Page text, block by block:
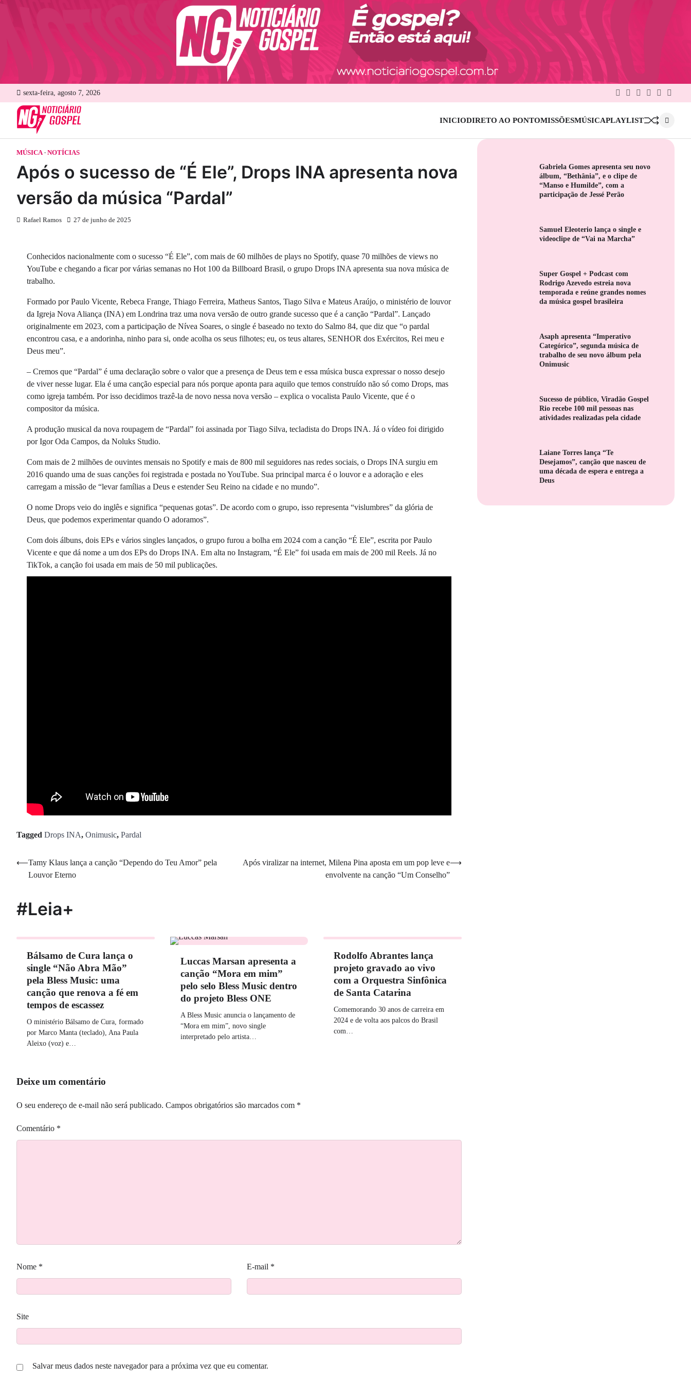
sexta-feira, agosto 7, 2026 Facebook
Twitter
Google
Linkedin
Pinterest
INICIODIRETO AO PONTOMISSÕESMÚSICAPLAYLIST
MÚSICA NOTÍCIAS
Após o sucesso de “É Ele”, Drops INA apresenta nova
versão da música “Pardal”
Rafael Ramos 27 de junho de 2025
Conhecidos nacionalmente com o sucesso “É Ele”, com mais de 60 milhões de plays no Spotify, quase 70 milhões de views no
YouTube e chegando a ficar por várias semanas no Hot 100 da Billboard Brasil, o grupo Drops INA apresenta sua nova música de
trabalho.
Formado por Paulo Vicente, Rebeca Frange, Thiago Ferreira, Matheus Santos, Tiago Silva e Mateus Araújo, o ministério de louvor
da Igreja Nova Aliança (INA) em Londrina traz uma nova versão de outro grande sucesso que é a canção “Pardal”. Lançado
originalmente em 2023, com a participação de Nívea Soares, o single é baseado no texto do Salmo 84, que diz que “o pardal
encontrou casa, e a andorinha, ninho para si, onde acolha os seus filhotes; eu, os teus altares, SENHOR dos Exércitos, Rei meu e
Deus meu”.
– Cremos que “Pardal” é uma declaração sobre o valor que a presença de Deus tem e essa música busca expressar o nosso desejo
de viver nesse lugar. Ela é uma canção especial para nós porque aponta para aquilo que temos construído não só como Drops, mas
como igreja também. Por isso decidimos trazê-la de novo nessa nova versão – explica o vocalista Paulo Vicente, que é o
compositor da música.
A produção musical da nova roupagem de “Pardal” foi assinada por Tiago Silva, tecladista do Drops INA. Já o vídeo foi dirigido
por Igor Oda Campos, da Noluks Studio.
Com mais de 2 milhões de ouvintes mensais no Spotify e mais de 800 mil seguidores nas redes sociais, o Drops INA surgiu em
2016 quando uma de suas canções foi registrada e postada no YouTube. Sua principal marca é o louvor e a adoração e eles
carregam a missão de “levar famílias a Deus e estender Seu Reino na cidade e no mundo”.
O nome Drops veio do inglês e significa “pequenas gotas”. De acordo com o grupo, isso representa “vislumbres” da glória de
Deus, que podemos experimentar quando O adoramos”.
Com dois álbuns, dois EPs e vários singles lançados, o grupo furou a bolha em 2024 com a canção “É Ele”, escrita por Paulo
Vicente e que dá nome a um dos EPs do Drops INA. Em alta no Instagram, “É Ele” foi usada em mais de 200 mil Reels. Já no
TikTok, a canção foi usada em mais de 50 mil publicações.
Tagged Drops INA, Onimusic, Pardal
Navegação
⟵Tamy Klaus lança a canção “Dependo do Teu Amor” pela
Louvor Eterno
Após viralizar na internet, Milena Pina aposta em um pop leve e
envolvente na canção “Um Conselho”
⟶
#Leia+
Bálsamo de Cura lança o
single “Não Abra Mão”
pela Bless Music: uma
canção que renova a fé em
tempos de escassez
O ministério Bálsamo de Cura, formado
por Marco Manta (teclado), Ana Paula
Aleixo (voz) e…
Luccas Marsan apresenta a
canção “Mora em mim”
pelo selo Bless Music dentro
do projeto Bless ONE
A Bless Music anuncia o lançamento de
“Mora em mim”, novo single
interpretado pelo artista…
Rodolfo Abrantes lança
projeto gravado ao vivo
com a Orquestra Sinfônica
de Santa Catarina
Comemorando 30 anos de carreira em
2024 e de volta aos palcos do Brasil
com…
Deixe um comentário
O seu endereço de e-mail não será publicado. Campos obrigatórios são marcados com *
Comentário *
Nome * E-mail *
Site
Salvar meus dados neste navegador para a próxima vez que eu comentar.
Gabriela Gomes apresenta seu novo
álbum, “Bethânia”, e o clipe de
“Manso e Humilde”, com a
participação de Jessé Perão
Samuel Eleoterio lança o single e
videoclipe de “Vai na Marcha”
Super Gospel + Podcast com
Rodrigo Azevedo estreia nova
temporada e reúne grandes nomes
da música gospel brasileira
Asaph apresenta “Imperativo
Categórico”, segunda música de
trabalho de seu novo álbum pela
Onimusic
Sucesso de público, Viradão Gospel
Rio recebe 100 mil pessoas nas
atividades realizadas pela cidade
Laiane Torres lança “Te
Desejamos”, canção que nasceu de
uma década de espera e entrega a
Deus